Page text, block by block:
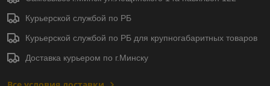
Курьерской службой по РБ
Курьерской службой по РБ для крупногабаритных товаров
Доставка курьером по г.Минску